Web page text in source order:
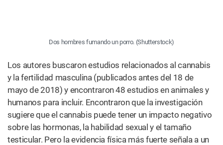
Dos hombres fumando un porro. (Shutterstock)
Los autores buscaron estudios relacionados al cannabis
y la fertilidad masculina (publicados antes del 18 de
mayo de 2018) y encontraron 48 estudios en animales y
humanos para incluir. Encontraron que la investigación
sugiere que el cannabis puede tener un impacto negativo
sobre las hormonas, la habilidad sexual y el tamaño
testicular. Pero la evidencia física más fuerte señala a un